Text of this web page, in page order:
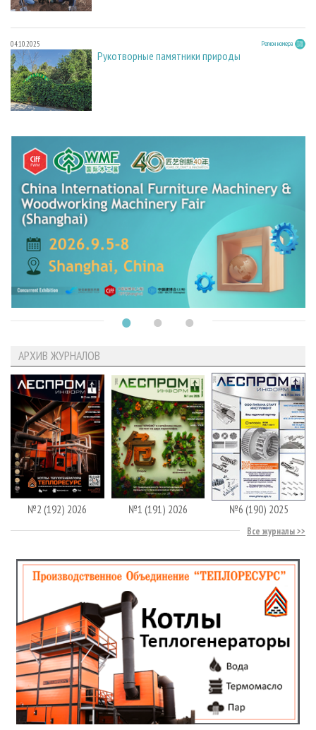
04.10.2025 Регион номера
Рукотворные памятники природы
АРХИВ ЖУРНАЛОВ
№2 (192) 2026 №1 (191) 2026 №6 (190) 2025
Все журналы